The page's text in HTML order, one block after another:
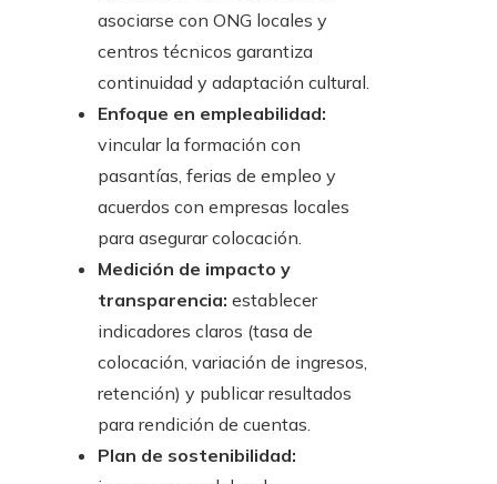
asociarse con ONG locales y
centros técnicos garantiza
continuidad y adaptación cultural.
Enfoque en empleabilidad:
vincular la formación con
pasantías, ferias de empleo y
acuerdos con empresas locales
para asegurar colocación.
Medición de impacto y
transparencia: establecer
indicadores claros (tasa de
colocación, variación de ingresos,
retención) y publicar resultados
para rendición de cuentas.
Plan de sostenibilidad: